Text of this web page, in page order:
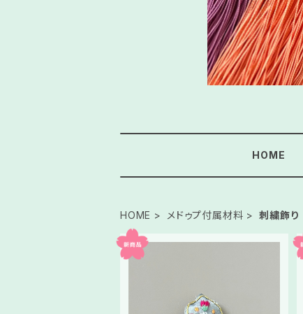
HOME
HOME メドゥプ付属材料 刺繍飾り